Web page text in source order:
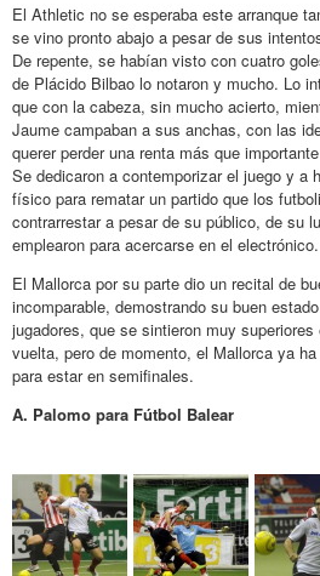
El Athletic no se esperaba este arranque
se vino pronto abajo a pesar de sus
De repente, se habían visto con cuatro
de Plácido Bilbao lo notaron y mucho. Lo
que con la cabeza, sin mucho acierto,
Jaume campaban a sus anchas, con las
querer perder una renta más que
Se dedicaron a contemporizar el juego y a
físico para rematar un partido que los
contrarrestar a pesar de su público, de su
emplearon para acercarse en el electrónico.
El Mallorca por su parte dio un recital de
incomparable, demostrando su buen
jugadores, que se sintieron muy
vuelta, pero de momento, el Mallorca ya
para estar en semifinales.
A. Palomo para Fútbol Balear